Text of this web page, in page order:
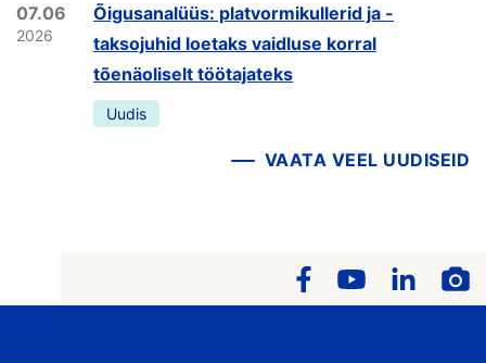
07.06
2026
Õigusanalüüs: platvormikullerid ja -
taksojuhid loetaks vaidluse korral
tõenäoliselt töötajateks
Uudis
VAATA VEEL UUDISEID